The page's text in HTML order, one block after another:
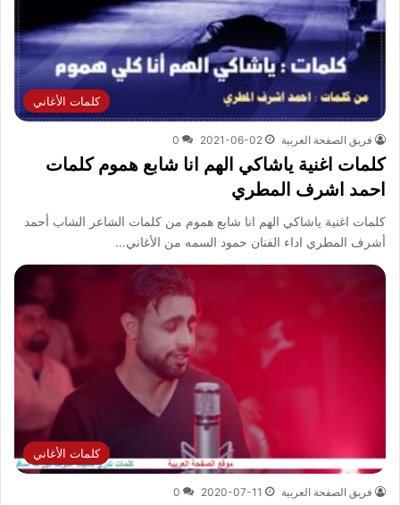
كلمات الأغاني
فريق الصفحة العربية 2021-06-02
0
كلمات اغنية ياشاكي الهم انا شابع هموم كلمات
احمد اشرف المطري
كلمات اغنية ياشاكي الهم انا شابع هموم من كلمات الشاعر الشاب أحمد
أشرف المطري اداء الفنان حمود السمه من الأغاني…
كلمات الأغاني
فريق الصفحة العربية 2020-07-11
0